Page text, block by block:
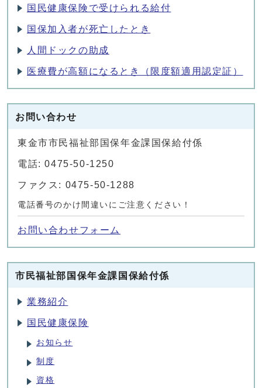
国民健康保険で受けられる給付
国保加入者が死亡したとき
人間ドックの助成
医療費が高額になるとき（限度額適用認定証）
お問い合わせ
東金市市民福祉部国保年金課国保給付係
電話: 0475-50-1250
ファクス: 0475-50-1288
電話番号のかけ間違いにご注意ください！
お問い合わせフォーム
市民福祉部国保年金課国保給付係
業務紹介
国民健康保険
お知らせ
制度
資格